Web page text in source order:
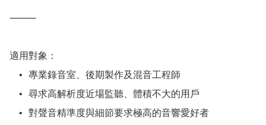
⸻
適用對象：